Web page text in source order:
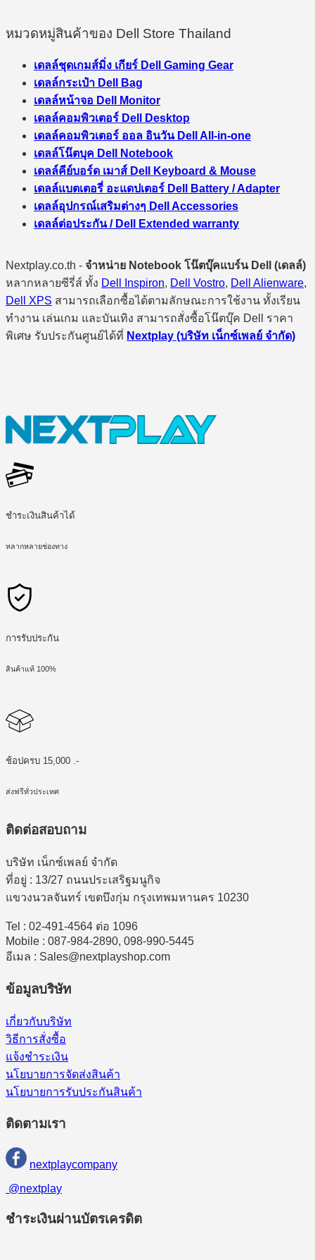
หมวดหมู่สินค้าของ Dell Store Thailand
เดลล์ชุดเกมส์มิ่ง เกียร์ Dell Gaming Gear
เดลล์กระเป๋า Dell Bag
เดลล์หน้าจอ Dell Monitor
เดลล์คอมพิวเตอร์ Dell Desktop
เดลล์คอมพิวเตอร์ ออล อินวัน Dell All-in-one
เดลล์โน๊ตบุค Dell Notebook
เดลล์คีย์บอร์ด เมาส์ Dell Keyboard & Mouse
เดลล์แบตเตอรี่ อะแดปเตอร์ Dell Battery / Adapter
เดลล์อุปกรณ์เสริมต่างๆ Dell Accessories
เดลล์ต่อประกัน / Dell Extended warranty
Nextplay.co.th - จำหน่าย Notebook โน๊ตบุ๊คแบร์น Dell (เดลล์)
หลากหลายซีรี่ส์ ทั้ง Dell Inspiron, Dell Vostro, Dell Alienware,
Dell XPS สามารถเลือกซื้อได้ตามลักษณะการใช้งาน ทั้งเรียน
ทำงาน เล่นเกม และบันเทิง สามารถสั่งซื้อโน๊ตบุ๊ค Dell ราคา
พิเศษ รับประกันศูนย์ได้ที่ Nextplay (บริษัท เน็กซ์เพลย์ จำกัด)
ชำระเงินสินค้าได้
หลากหลายช่องทาง
การรับประกัน
สินค้าแท้ 100%
ช้อปครบ 15,000 .-
ส่งฟรีทั่วประเทศ
ติดต่อสอบถาม
บริษัท เน็กซ์เพลย์ จำกัด
ที่อยู่ : 13/27 ถนนประเสริฐมนูกิจ
แขวงนวลจันทร์ เขตบึงกุ่ม กรุงเทพมหานคร 10230
Tel : 02-491-4564 ต่อ 1096
Mobile : 087-984-2890, 098-990-5445
อีเมล : Sales@nextplayshop.com
ข้อมูลบริษัท
เกี่ยวกับบริษัท
วิธีการสั่งซื้อ
แจ้งชำระเงิน
นโยบายการจัดส่งสินค้า
นโยบายการรับประกันสินค้า
ติดตามเรา
nextplaycompany
@nextplay
ชำระเงินผ่านบัตรเครดิต